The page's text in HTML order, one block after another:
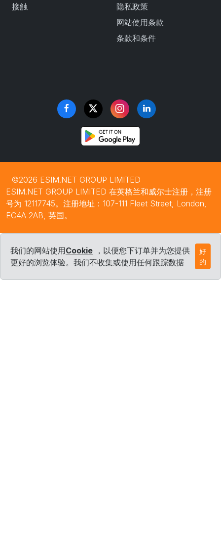
接触
隐私政策
网站使用条款
条款和条件
©2026 ESIM.NET GROUP LIMITED
ESIM.NET GROUP LIMITED 在英格兰和威尔士注册，注册
号为 12117745。注册地址：107-111 Fleet Street, London,
EC4A 2AB, 英国。
我们的网站使用Cookie ，以便您下订单并为您提供
更好的浏览体验。我们不收集或使用任何跟踪数据
好
的